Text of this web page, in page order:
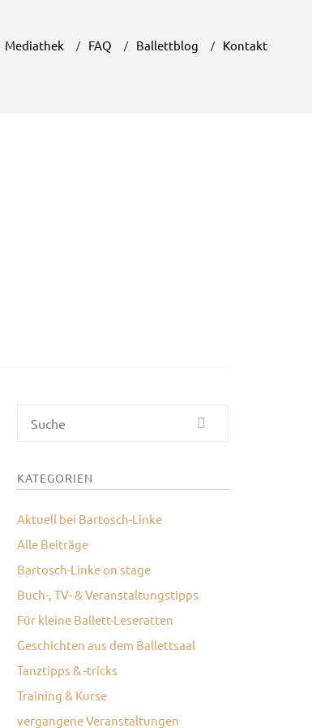
Mediathek FAQ Ballettblog Kontakt
Suche
KATEGORIEN
Aktuell bei Bartosch-Linke
Alle Beiträge
Bartosch-Linke on stage
Buch-, TV- & Veranstaltungstipps
Für kleine Ballett-Leseratten
Geschichten aus dem Ballettsaal
Tanztipps & -tricks
Training & Kurse
vergangene Veranstaltungen